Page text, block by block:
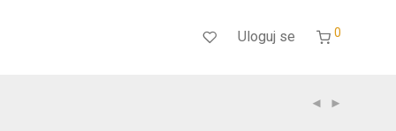
Uloguj se 0